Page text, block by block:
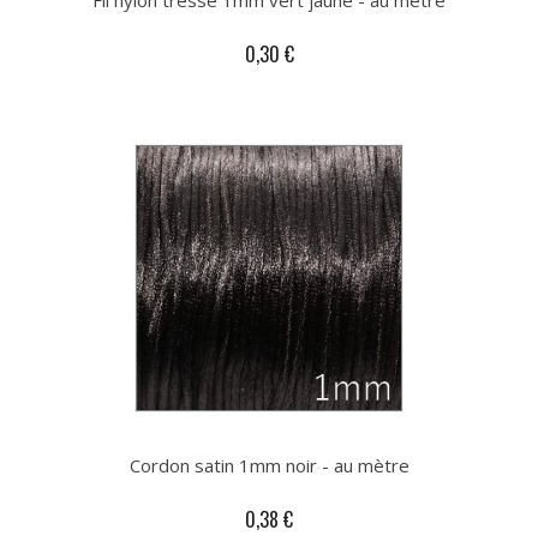
0,30 €
Cordon satin 1mm noir - au mètre
0,38 €